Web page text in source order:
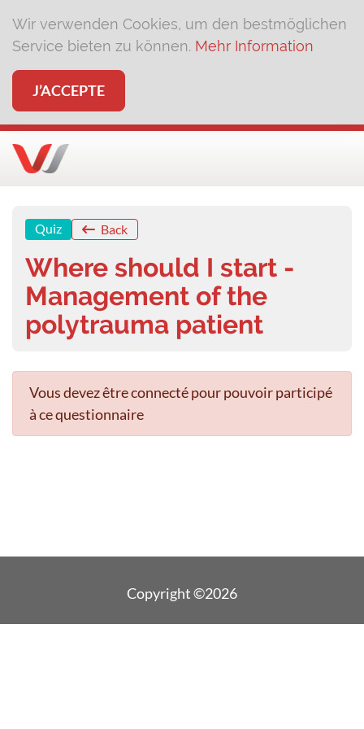
Wir verwenden Cookies, um den bestmöglichen
Service bieten zu können. Mehr Information
J’ACCEPTE
Quiz Back
Where should I start -
Management of the
polytrauma patient
Vous devez être connecté pour pouvoir participé
à ce questionnaire
Copyright ©2026